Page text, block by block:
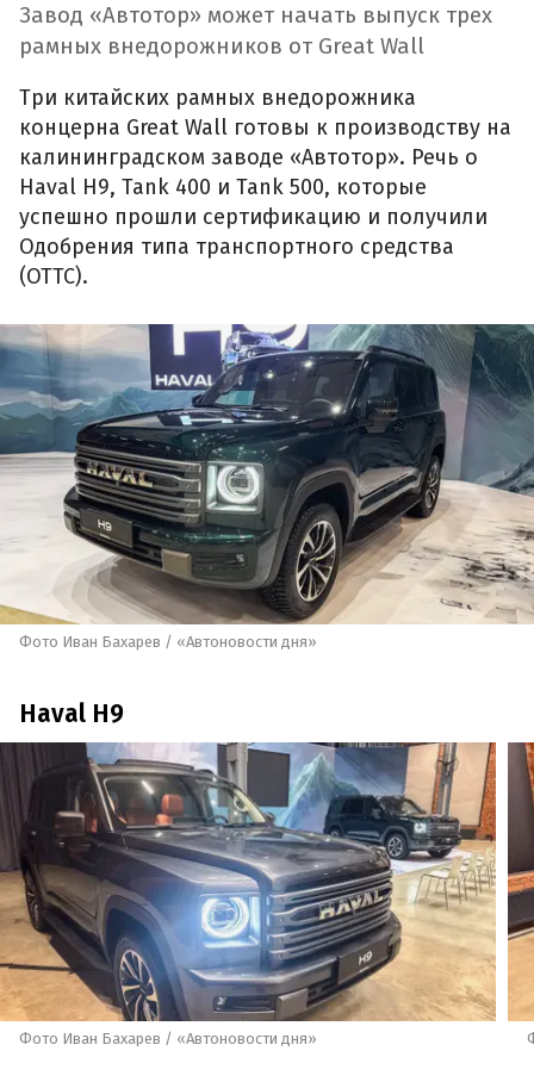
Завод «Автотор» может начать выпуск трех
рамных внедорожников от Great Wall
Три китайских рамных внедорожника
концерна Great Wall готовы к производству на
калининградском заводе «Автотор». Речь о
Haval H9, Tank 400 и Tank 500, которые
успешно прошли сертификацию и получили
Одобрения типа транспортного средства
(ОТТС).
Фото Иван Бахарев / «Автоновости дня»
Haval H9
Фото Иван Бахарев / «Автоновости дня»